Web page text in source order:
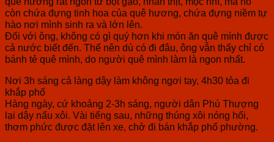
còn chứa đựng tinh hoa của quê hương, chứa đựng niềm tự
hào nơi mình sinh ra và lớn lên.
Đối với ông, không có gì quý hơn khi món ăn quê mình được
cả nước biết đến. Thế nên dù có đi đâu, ông vẫn thấy chỉ có
bánh tẻ quê mình, do người quê mình làm là ngon nhất.
Nơi 3h sáng cả làng dậy làm không ngơi tay, 4h30 tỏa đi
khắp phố
Hàng ngày, cứ khoảng 2-3h sáng, người dân Phú Thượng
lại dậy nấu xôi. Vài tiếng sau, những thúng xôi nóng hổi,
thơm phức được đặt lên xe, chở đi bán khắp phố phường.